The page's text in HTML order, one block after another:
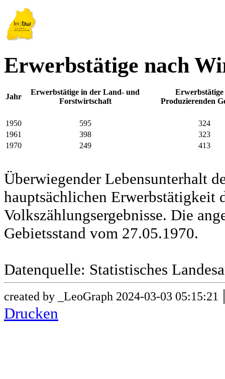
Erwerbstätige nach
Jahr
Erwerbstätige in der Land- und
Forstwirtschaft
Erwerbstätige
Produzierenden
1950 595
324
1961
398
323
1970
249 413
Überwiegender Lebensunterhalt
hauptsächlichen Erwerbstätigkeit
Volkszählungsergebnisse. Die
Gebietsstand vom 27.05.1970.
Datenquelle: Statistisches
created by _LeoGraph 2024-03-03 05:15:21
Drucken